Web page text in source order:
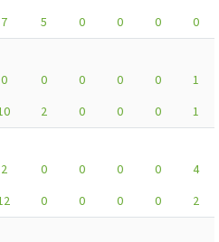
7 5 0 0 0
0
0 0 0 0 0
1
2 0 0 0
1
2 0 0 0 0
4
0 0 0 0
2